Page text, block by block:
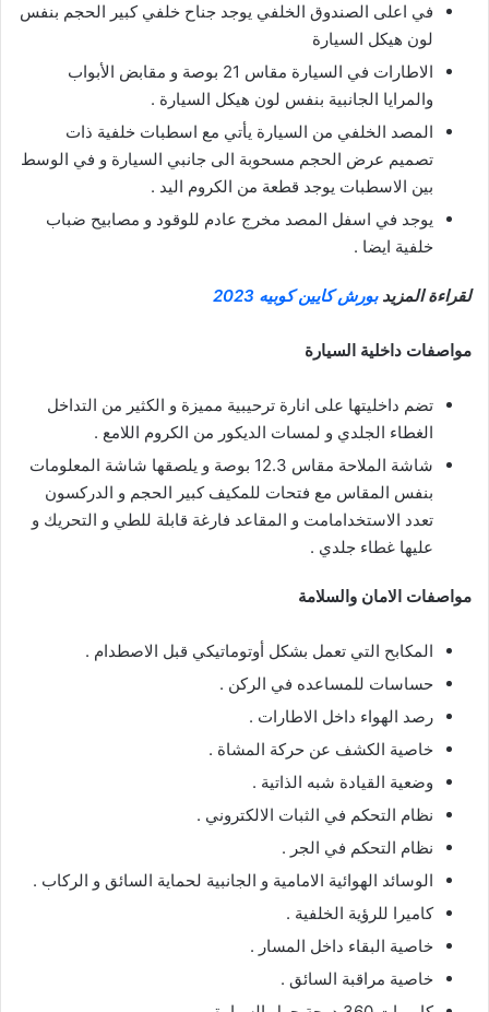
في اعلى الصندوق الخلفي يوجد جناح خلفي كبير الحجم بنفس
لون هيكل السيارة
الاطارات في السيارة مقاس 21 بوصة و مقابض الأبواب
والمرايا الجانبية بنفس لون هيكل السيارة .
المصد الخلفي من السيارة يأتي مع اسطبات خلفية ذات
تصميم عرض الحجم مسحوبة الى جانبي السيارة و في الوسط
بين الاسطبات يوجد قطعة من الكروم اليد .
يوجد في اسفل المصد مخرج عادم للوقود و مصابيح ضباب
خلفية ايضا .
لقراءة المزيدبورش كايين كوبيه 2023
مواصفات داخلية السيارة
تضم داخليتها على انارة ترحيبية مميزة و الكثير من التداخل
الغطاء الجلدي و لمسات الديكور من الكروم اللامع .
شاشة الملاحة مقاس 12.3 بوصة و يلصقها شاشة المعلومات
بنفس المقاس مع فتحات للمكيف كبير الحجم و الدركسون
تعدد الاستخدامامت و المقاعد فارغة قابلة للطي و التحريك و
عليها غطاء جلدي .
مواصفات الامان والسلامة
المكابح التي تعمل بشكل أوتوماتيكي قبل الاصطدام .
حساسات للمساعده في الركن .
رصد الهواء داخل الاطارات .
خاصية الكشف عن حركة المشاة .
وضعية القيادة شبه الذاتية .
نظام التحكم في الثبات الالكتروني .
نظام التحكم في الجر .
الوسائد الهوائية الامامية و الجانبية لحماية السائق و الركاب .
كاميرا للرؤية الخلفية .
خاصية البقاء داخل المسار .
خاصية مراقبة السائق .